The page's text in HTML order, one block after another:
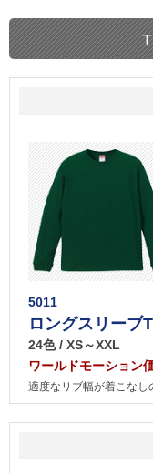
5011
ロングスリーブ
24色 / XS～XXL
ワールドモーション
適度なリブ幅が着こなし